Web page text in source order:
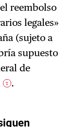
reembolso
legales»
(sujeto a
supuesto
de
2 .